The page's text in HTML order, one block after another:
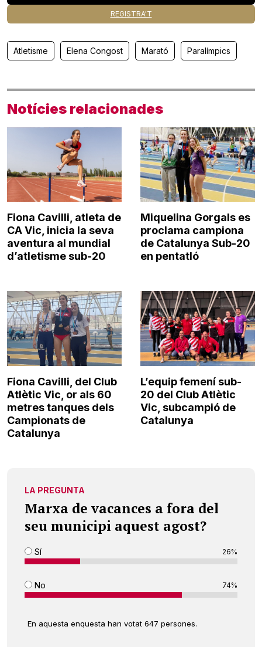
REGISTRA'T
Atletisme Elena Congost Marató Paralímpics
Notícies relacionades
Fiona Cavilli, atleta de
CA Vic, inicia la seva
aventura al mundial
d’atletisme sub-20
Miquelina Gorgals es
proclama campiona
de Catalunya Sub-20
en pentatló
Fiona Cavilli, del Club
Atlètic Vic, or als 60
metres tanques dels
Campionats de
Catalunya
L’equip femení sub-
20 del Club Atlètic
Vic, subcampió de
Catalunya
LA PREGUNTA
Marxa de vacances a fora del
seu municipi aquest agost?
Sí 26%
No 74%
En aquesta enquesta han votat 647 persones.